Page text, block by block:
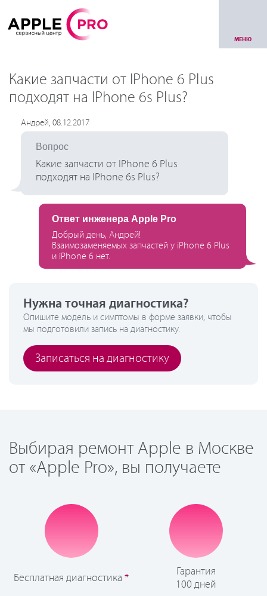
МЕНЮ
Какие запчасти от IPhone 6 Plus
подходят на IPhone 6s Plus?
Андрей, 08.12.2017
Вопрос
Какие запчасти от IPhone 6 Plus
подходят на IPhone 6s Plus?
Ответ инженера Apple Pro
Добрый день, Андрей!
Взаимозаменяемых запчастей у iPhone 6 Plus
и iPhone 6 нет.
Нужна точная диагностика?
Опишите модель и симптомы в форме заявки, чтобы
мы подготовили запись на диагностику.
Записаться на диагностику
Выбирая ремонт Apple в Москве
от «Apple Pro», вы получаете
Бесплатная диагностика *
Гарантия
100 дней